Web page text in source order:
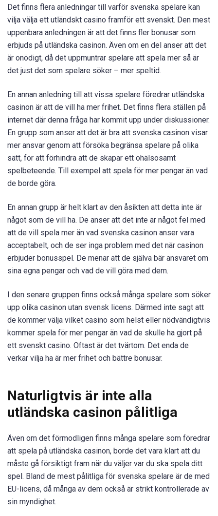
Det finns flera anledningar till varför svenska spelare kan
vilja välja ett utländskt casino framför ett svenskt. Den mest
uppenbara anledningen är att det finns fler bonusar som
erbjuds på utländska casinon. Även om en del anser att det
är onödigt, då det uppmuntrar spelare att spela mer så är
det just det som spelare söker – mer speltid.
En annan anledning till att vissa spelare föredrar utländska
casinon är att de vill ha mer frihet. Det finns flera ställen på
internet där denna fråga har kommit upp under diskussioner.
En grupp som anser att det är bra att svenska casinon visar
mer ansvar genom att försöka begränsa spelare på olika
sätt, för att förhindra att de skapar ett ohälsosamt
spelbeteende. Till exempel att spela för mer pengar än vad
de borde göra.
En annan grupp är helt klart av den åsikten att detta inte är
något som de vill ha. De anser att det inte är något fel med
att de vill spela mer än vad svenska casinon anser vara
acceptabelt, och de ser inga problem med det när casinon
erbjuder bonusspel. De menar att de själva bär ansvaret om
sina egna pengar och vad de vill göra med dem.
I den senare gruppen finns också många spelare som söker
upp olika casinon utan svensk licens. Därmed inte sagt att
de kommer välja vilket casino som helst eller nödvändigtvis
kommer spela för mer pengar än vad de skulle ha gjort på
ett svenskt casino. Oftast är det tvärtom. Det enda de
verkar vilja ha är mer frihet och bättre bonusar.
Naturligtvis är inte alla
utländska casinon pålitliga
Även om det förmodligen finns många spelare som föredrar
att spela på utländska casinon, borde det vara klart att du
måste gå försiktigt fram när du väljer var du ska spela ditt
spel. Bland de mest pålitliga för svenska spelare är de med
EU-licens, då många av dem också är strikt kontrollerade av
sin myndighet.